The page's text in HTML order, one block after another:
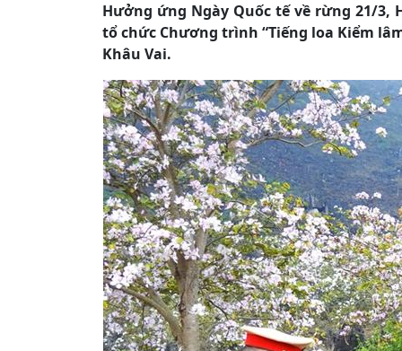
Hưởng ứng Ngày Quốc tế về rừng 21/3,
tổ chức Chương trình “Tiếng loa Kiểm
Khâu Vai.